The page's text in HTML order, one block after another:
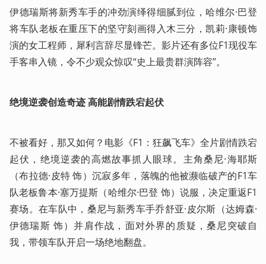
伊德瑞斯将新秀车手的冲劲演绎得细腻到位，哈维尔·巴登
将车队老板在重压下的坚守刻画得入木三分，凯莉·康顿饰
演的女工程师，犀利言辞尽显锋芒。影片还有多位F1现役车
手客串入镜，令不少观众惊叹“史上最贵群演阵容”。
绝境逆袭创造奇迹 高能剧情跌宕起伏​
不被看好，那又如何？电影《F1：狂飙飞车》全片剧情跌宕
起伏，绝境逆袭的高燃故事抓人眼球。主角桑尼·海耶斯
（布拉德·皮特 饰）沉寂多年，落魄的他被濒临破产的F1车
队老板鲁本·塞万提斯（哈维尔·巴登 饰）说服，决定重返F1
赛场。在车队中，桑尼与新秀车手乔舒亚·皮尔斯（达姆森·
伊德瑞斯 饰）并肩作战，面对外界的质疑，桑尼突破自
我，带领车队开启一场绝地翻盘。